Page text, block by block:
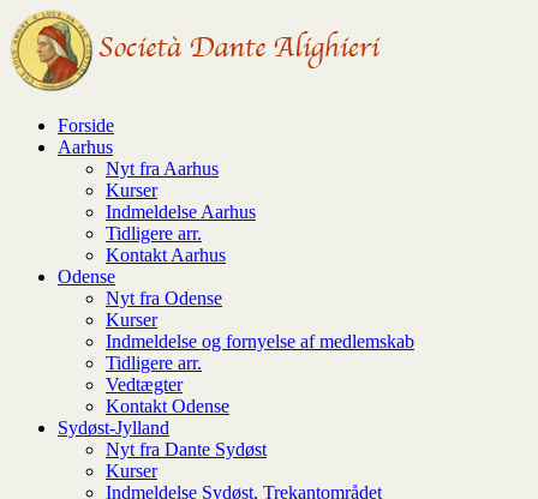
Hop
til
hovedindhold
Forside
Aarhus
Nyt fra Aarhus
Kurser
Indmeldelse Aarhus
Tidligere arr.
Kontakt Aarhus
Odense
Nyt fra Odense
Kurser
Indmeldelse og fornyelse af medlemskab
Tidligere arr.
Vedtægter
Kontakt Odense
Sydøst-Jylland
Nyt fra Dante Sydøst
Kurser
Indmeldelse Sydøst, Trekantområdet